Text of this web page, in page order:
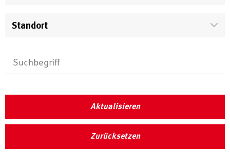
Standort
Aktualisieren
Zurücksetzen